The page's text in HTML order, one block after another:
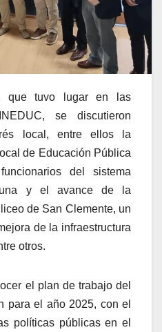
que tuvo lugar en las
se discutieron
local, entre ellos la
de Educación Pública
del sistema
y el avance de la
de San Clemente, un
de la infraestructura
otros.
el plan de trabajo del
para el año 2025, con el
políticas públicas en el